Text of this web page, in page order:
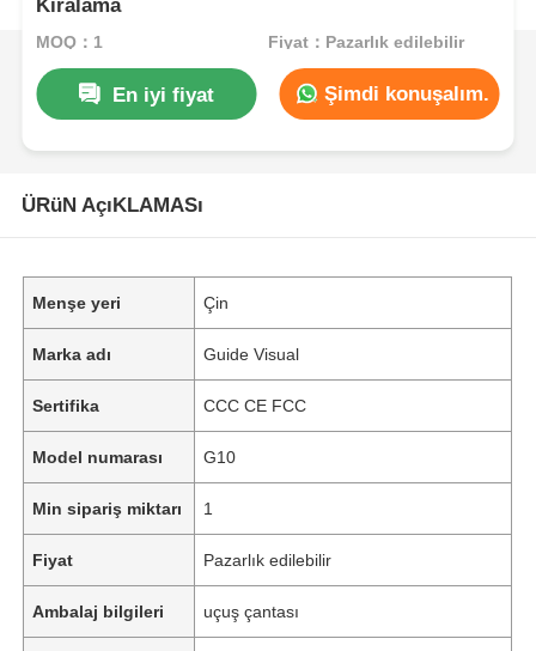
Kiralama
MOQ：1 Fiyat：Pazarlık edilebilir
En iyi fiyat Şimdi konuşalım.
ÜRüN AçıKLAMASı
Menşe yeri Çin
Marka adı Guide Visual
Sertifika CCC CE FCC
Model numarası G10
Min sipariş miktarı 1
Fiyat Pazarlık edilebilir
Ambalaj bilgileri uçuş çantası